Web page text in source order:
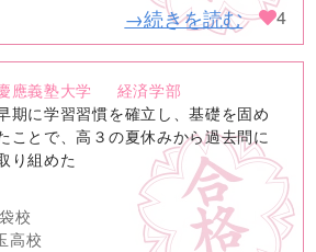
→続きを読む 4
應義塾大学
経済学部
期に学習習慣を確立し、基礎を固め
ことで、高３の夏休みから過去問に
り組めた
校
高校